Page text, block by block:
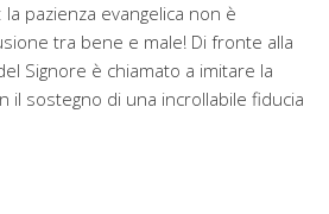
pazienza evangelica non è
tra bene e male! Di fronte alla
Signore è chiamato a imitare la
il sostegno di una incrollabile fiducia